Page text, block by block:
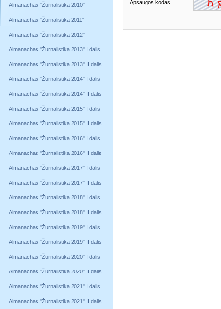
Almanachas "Žurnalistika 2010"
Almanachas "Žurnalistika 2011"
Almanachas "Žurnalistika 2012"
Almanachas "Žurnalistika 2013" I dalis
Almanachas "Žurnalistika 2013" II dalis
Almanachas "Žurnalistika 2014" I dalis
Almanachas "Žurnalistika 2014" II dalis
Almanachas "Žurnalistika 2015" I dalis
Almanachas "Žurnalistika 2015" II dalis
Almanachas "Žurnalistika 2016" I dalis
Almanachas "Žurnalistika 2016" II dalis
Almanachas "Žurnalistika 2017" I dalis
Almanachas "Žurnalistika 2017" II dalis
Almanachas "Žurnalistika 2018" I dalis
Almanachas "Žurnalistika 2018" II dalis
Almanachas "Žurnalistika 2019" I dalis
Almanachas "Žurnalistika 2019" II dalis
Almanachas "Žurnalistika 2020" I dalis
Almanachas "Žurnalistika 2020" II dalis
Almanachas "Žurnalistika 2021" I dalis
Almanachas "Žurnalistika 2021" II dalis
Apsaugos kodas